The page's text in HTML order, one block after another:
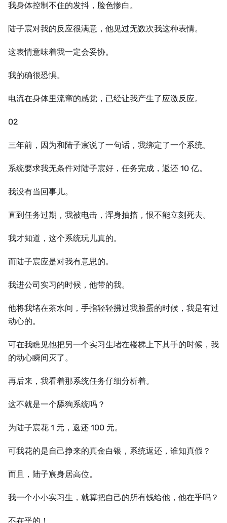
我身体控制不住的发抖，脸色惨白。
陆子宸对我的反应很满意，他见过无数次我这种表情。
这表情意味着我一定会妥协。
我的确很恐惧。
电流在身体里流窜的感觉，已经让我产生了应激反应。
02
三年前，因为和陆子宸说了一句话，我绑定了一个系统。
系统要求我无条件对陆子宸好，任务完成，返还 10 亿。
我没有当回事儿。
直到任务过期，我被电击，浑身抽搐，恨不能立刻死去。
我才知道，这个系统玩儿真的。
而陆子宸应是对我有意思的。
我进公司实习的时候，他带的我。
他将我堵在茶水间，手指轻轻拂过我脸蛋的时候，我是有过
动心的。
可在我瞧见他把另一个实习生堵在楼梯上下其手的时候，我
的动心瞬间灭了。
再后来，我看着那系统任务仔细分析着。
这不就是一个舔狗系统吗？
为陆子宸花 1 元，返还 100 元。
可我花的是自己挣来的真金白银，系统返还，谁知真假？
而且，陆子宸身居高位。
我一个小小实习生，就算把自己的所有钱给他，他在乎吗？
不在乎的！